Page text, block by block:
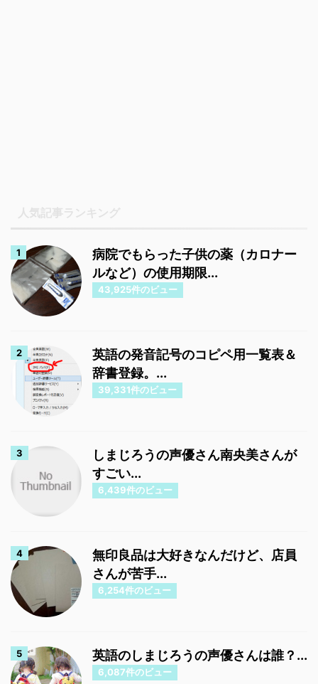
病院でもらった子供の薬（カロナー
ルなど）の使用期限...
43,925件のビュー
英語の発音記号のコピペ用一覧表＆
辞書登録。...
39,331件のビュー
しまじろうの声優さん南央美さんが
すごい...
6,439件のビュー
無印良品は大好きなんだけど、店員
さんが苦手...
6,254件のビュー
英語のしまじろうの声優さんは誰？...
6,087件のビュー